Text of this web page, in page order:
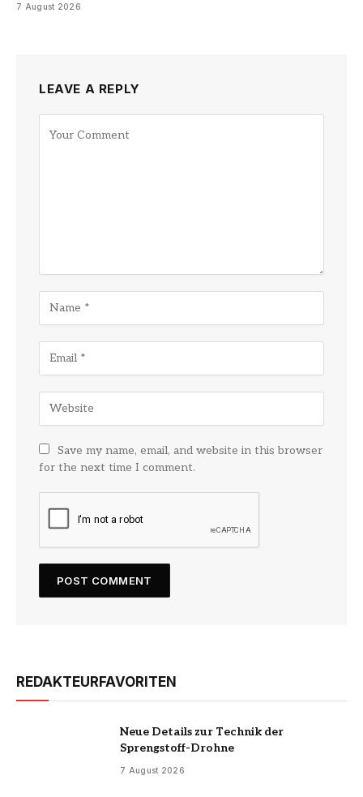
7 August 2026
LEAVE A REPLY
Save my name, email, and website in this browser
for the next time I comment.
REDAKTEURFAVORITEN
Neue Details zur Technik der
Sprengstoff-Drohne
7 August 2026